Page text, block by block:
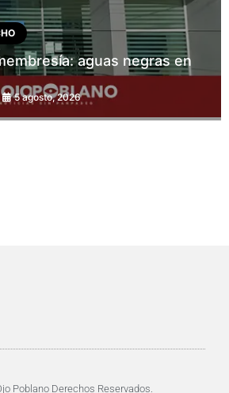
aguas negras en
5 agosto, 2026
Poblano Derechos Reservados.